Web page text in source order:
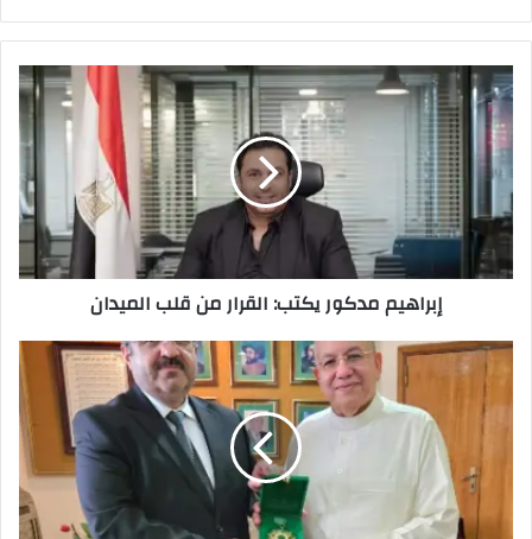
إبراهيم
مدكور
يكتب:
القرار
من
الميدان
إبراهيم مدكور يكتب: القرار من قلب الميدان
سيمور
نصيروف
يحصل
الختم
تقديرًا